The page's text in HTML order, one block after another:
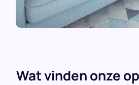
Wat vinden onze